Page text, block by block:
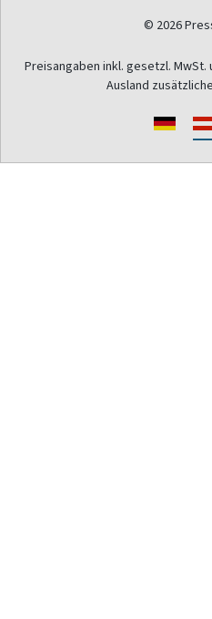
© 2026
Preisangaben inkl. gesetzl. MwSt.
Ausland